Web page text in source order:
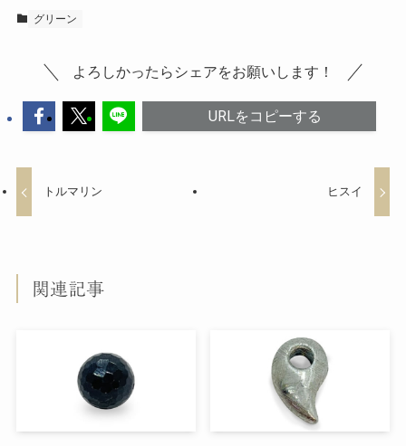
グリーン
よろしかったらシェアをお願いします！
URLをコピーする
トルマリン ヒスイ
関連記事